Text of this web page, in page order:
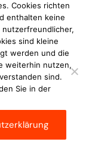
Disclaimer
Kontakt
Cookies richten
enthalten keine
sind kleine
werden und die
weiterhin nutzen,
sind.
Sie in der